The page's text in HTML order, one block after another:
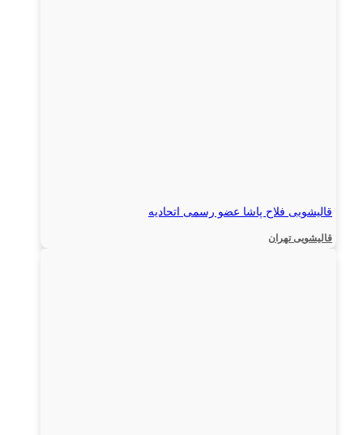
قالیشویی فلاح پاشا عضو رسمی اتحادیه
قالیشویی تهران